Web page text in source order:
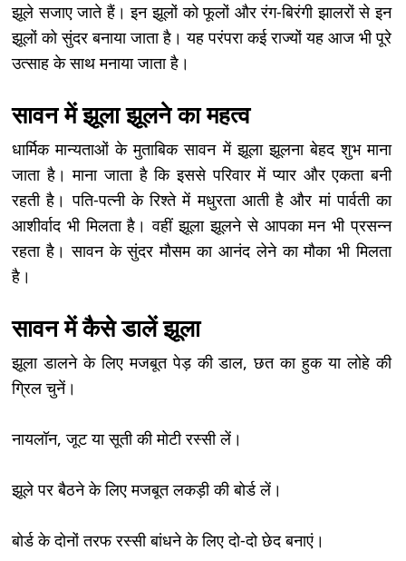
झूले सजाए जाते हैं। इन झूलों को फूलों और रंग-बिरंगी झालरों से इन
झूलों को सुंदर बनाया जाता है। यह परंपरा कई राज्यों यह आज भी पूरे
उत्साह के साथ मनाया जाता है।
सावन में झूला झूलने का महत्व
धार्मिक मान्यताओं के मुताबिक सावन में झूला झूलना बेहद शुभ माना
जाता है। माना जाता है कि इससे परिवार में प्यार और एकता बनी
रहती है। पति-पत्नी के रिश्ते में मधुरता आती है और मां पार्वती का
आशीर्वाद भी मिलता है। वहीं झूला झूलने से आपका मन भी प्रसन्न
रहता है। सावन के सुंदर मौसम का आनंद लेने का मौका भी मिलता
है।
सावन में कैसे डालें झूला
झूला डालने के लिए मजबूत पेड़ की डाल, छत का हुक या लोहे की
ग्रिल चुनें।
नायलॉन, जूट या सूती की मोटी रस्सी लें।
झूले पर बैठने के लिए मजबूत लकड़ी की बोर्ड लें।
बोर्ड के दोनों तरफ रस्सी बांधने के लिए दो-दो छेद बनाएं।